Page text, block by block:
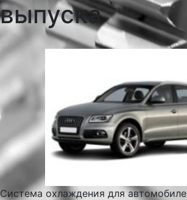
выпуска
Система охлаждения для